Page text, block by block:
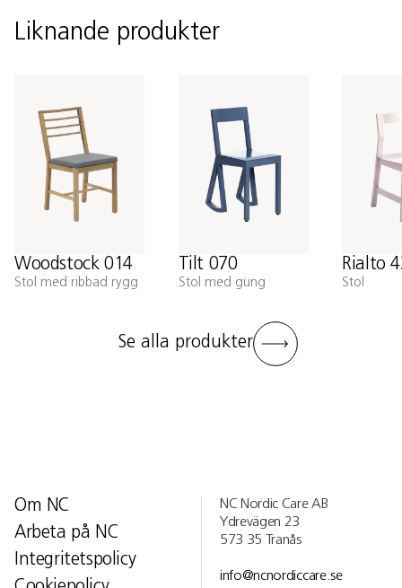
Liknande produkter
Woodstock 014
Stol med ribbad rygg
Tilt 070
Stol med gung
Rialto
Stol
Se alla produkter
Om NC
Arbeta på NC
Integritetspolicy
NC Nordic Care AB
Ydrevägen 23
573 35 Tranås
info@ncnordiccare.se